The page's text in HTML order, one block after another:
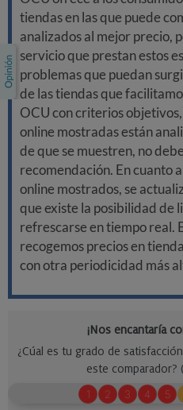
tiendas en las que puede
analizados al mejor precio,
servicio que prestan estos
problemas que puedan
de las tiendas que
OCU con criterios
online mostradas están
de que se muestren, no
recomendación. En cuanto
online mostrados, se
que existe la posibilidad de
refrescarse en tiempo real.
recogemos precios en
con otra periodicidad más